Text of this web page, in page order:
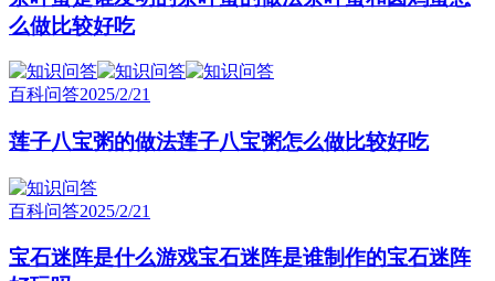
么做比较好吃
百科问答2025/2/21
莲子八宝粥的做法莲子八宝粥怎么做比较好吃
百科问答2025/2/21
宝石迷阵是什么游戏宝石迷阵是谁制作的宝石迷阵